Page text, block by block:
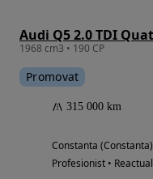
Audi Q5 2.0 TDI
1968 cm3 • 190 CP
Promovat
315 000 km
Constanta (Constanta)
Profesionist •